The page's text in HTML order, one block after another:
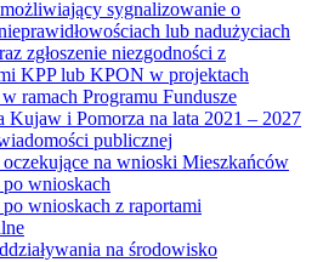
sygnalizowanie o
lub nadużyciach
zgłoszenie niezgodności z
KPP lub KPON w projektach
ramach Programu Fundusze
Kujaw i Pomorza na lata 2021 – 2027
publicznej
na wnioski Mieszkańców
wnioskach
wnioskach z raportami
na środowisko